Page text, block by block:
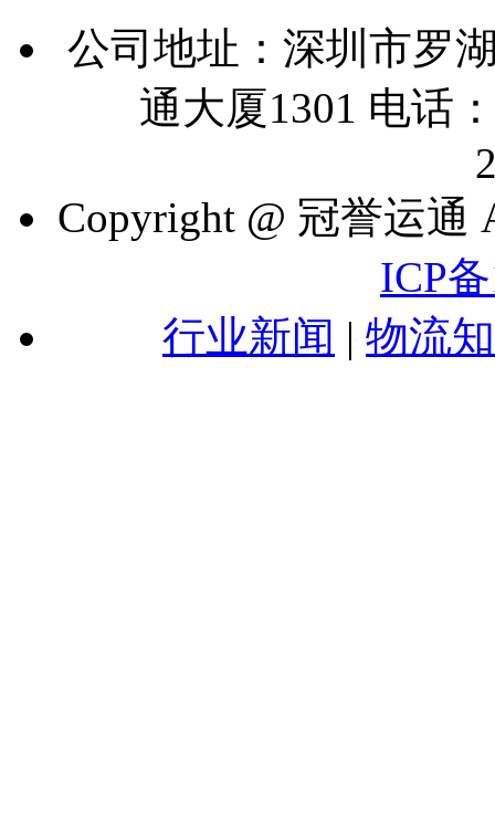
公司地址：深圳市罗
通大厦1301 电话
Copyright @ 冠誉运通
ICP
行业新闻 | 物流